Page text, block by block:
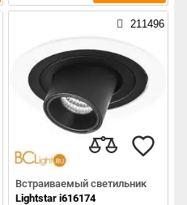
211496
Встраиваемый светильник
Lightstar i616174